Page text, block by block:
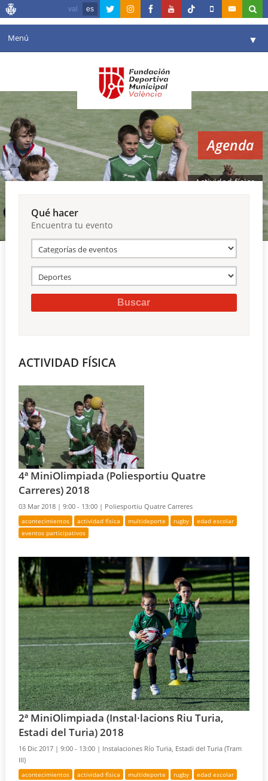
val es
Menú ▼
Agenda
Instalaciones
Comunicación ▼
Valencia en deporte ▼
Reservas
Agenda
Actividad física
Qué hacer
Encuentra tu evento
ACTIVIDAD FÍSICA
4ª MiniOlimpiada (Poliesportiu Quatre
Carreres) 2018
03 Mar 2018 |9:00 - 13:00 | Poliesportiu Quatre Carreres
acontecimientos actividad física multideporte rugby
edad escolar
eventos participativos
2ª MiniOlimpiada (Instal·lacions Riu Turia,
Estadi del Turia) 2018
16 Dic 2017 |9:00 - 13:00 | Instalaciones Río Turia, Estadi del Turia (Tram
III)
acontecimientos actividad física multideporte rugby
edad escolar